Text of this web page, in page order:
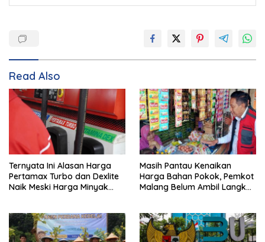
Read Also
Ternyata Ini Alasan Harga
Pertamax Turbo dan Dexlite
Naik Meski Harga Minyak
Masih Pantau Kenaikan
Harga Bahan Pokok, Pemkot
Malang Belum Ambil Langkah